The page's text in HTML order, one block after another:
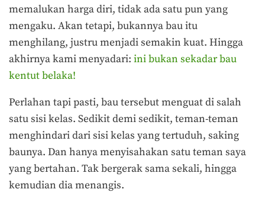
memalukan harga diri, tidak ada satu pun yang
mengaku. Akan tetapi, bukannya bau itu
menghilang, justru menjadi semakin kuat. Hingga
akhirnya kami menyadari: ini bukan sekadar bau
kentut belaka!
Perlahan tapi pasti, bau tersebut menguat di salah
satu sisi kelas. Sedikit demi sedikit, teman-teman
menghindari dari sisi kelas yang tertuduh, saking
baunya. Dan hanya menyisahakan satu teman saya
yang bertahan. Tak bergerak sama sekali, hingga
kemudian dia menangis.